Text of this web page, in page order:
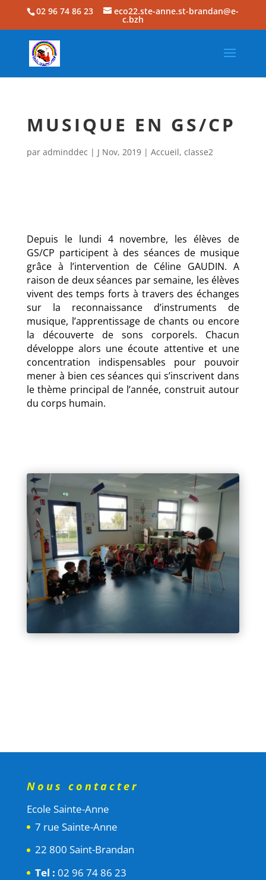
02 96 74 86 23 eco22.ste-anne.st-brandan@e-
c.bzh
MUSIQUE EN GS/CP
par adminddec | J Nov, 2019| Accueil, classe2
Depuis le lundi 4 novembre, les élèves de
GS/CP participent à des séances de musique
grâce à l’intervention de Céline GAUDIN. A
raison de deux séances par semaine, les élèves
vivent des temps forts à travers des échanges
sur la reconnaissance d’instruments de
musique, l’apprentissage de chants ou encore
la découverte de sons corporels. Chacun
développe alors une écoute attentive et une
concentration indispensables pour pouvoir
mener à bien ces séances qui s’inscrivent dans
le thème principal de l’année, construit autour
du corps humain.
Nous contacter
Ecole Sainte-Anne
7 rue Sainte-Anne
22 800 Saint-Brandan
Tel : 02 96 74 86 23